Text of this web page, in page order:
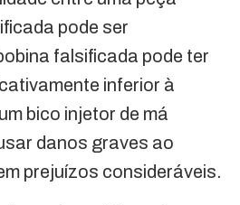
pode ser
falsificada pode ter
inferior à
bico injetor de má
danos graves ao
prejuízos consideráveis.